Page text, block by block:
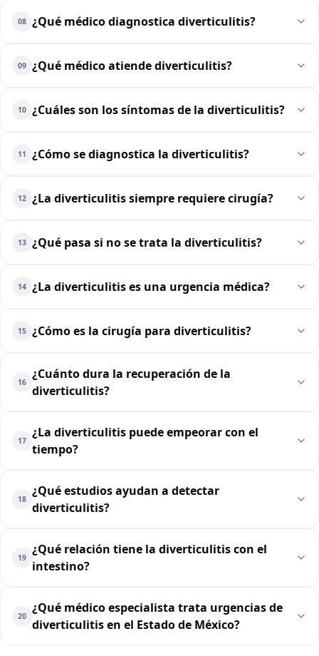
08 ¿Qué médico diagnostica diverticulitis?
09 ¿Qué médico atiende diverticulitis?
10 ¿Cuáles son los síntomas de la diverticulitis?
11 ¿Cómo se diagnostica la diverticulitis?
12 ¿La diverticulitis siempre requiere cirugía?
13 ¿Qué pasa si no se trata la diverticulitis?
14 ¿La diverticulitis es una urgencia médica?
15 ¿Cómo es la cirugía para diverticulitis?
16
¿Cuánto dura la recuperación de la
diverticulitis?
17
¿La diverticulitis puede empeorar con el
tiempo?
18
¿Qué estudios ayudan a detectar
diverticulitis?
19
¿Qué relación tiene la diverticulitis con el
intestino?
20
¿Qué médico especialista trata urgencias de
diverticulitis en el Estado de México?